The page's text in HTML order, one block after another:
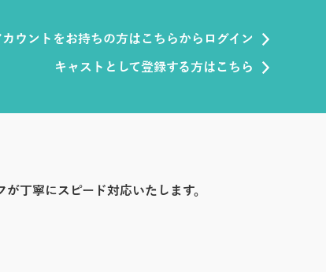
ウントをお持ちの方はこちらからログイン
キャストとして登録する方はこちら
丁寧にスピード対応いたします。